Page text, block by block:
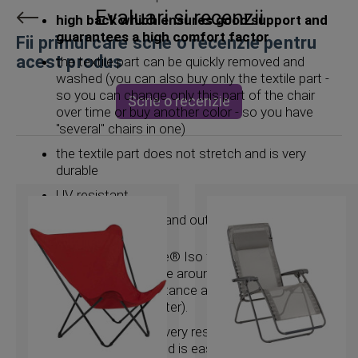
high back which ensures good support and
guarantees a high comfort factor
the textile part can be quickly removed and
washed (you can also buy only the textile part -
so you can change only this part of the chair
over time or buy another color - so you have
"several" chairs in one)
the textile part does not stretch and is very
durable
UV resistant
suitable for indoor and outdoor use
textile part: Batyline® Iso fabric is particularly
suitable for furniture around swimming pool
(excellent UV resistance and open weave that
does not retain water).
Batyline canvas is very resistant to tearing,
does not distort and is easy to maintain, a little
Evaluari si recenzii
Fii primul care scrie o recenzie pentru
acest produs
Scrie o recenzie